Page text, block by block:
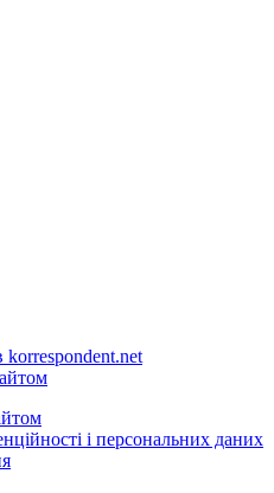
korrespondent.net
і персональних даних